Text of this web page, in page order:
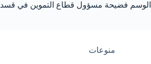
الوسم فضيحة مسؤول قطاع التموين في قسد
منوعات